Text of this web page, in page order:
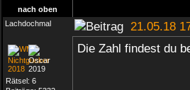
nach oben
Lachdochmal
21.05.18
Rätsel: 6
Die Zahl findest du